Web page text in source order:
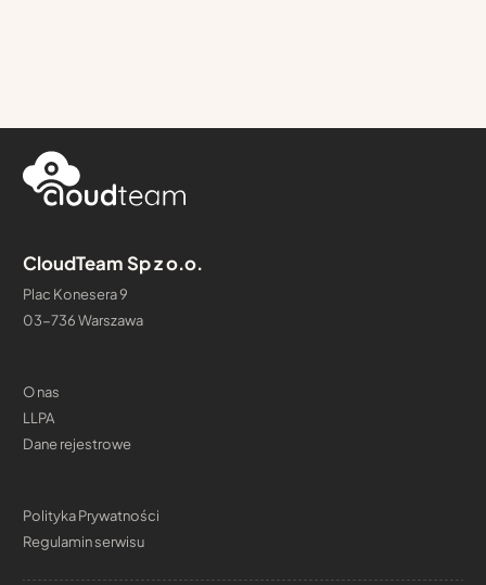
CloudTeam Sp z o.o.
Plac Konesera 9
03-736 Warszawa
O nas
LLPA
Dane rejestrowe
Polityka Prywatności
Regulamin serwisu